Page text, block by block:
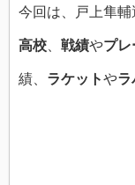
今回は、戸上隼
高校 戦績やプレ
績、 ラケットやラ